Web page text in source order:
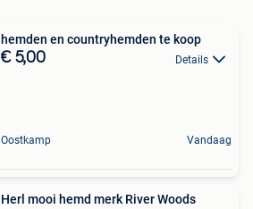
hemden en countryhemden te koop
€ 5,00 Details
Oostkamp Vandaag
Herl mooi hemd merk River Woods